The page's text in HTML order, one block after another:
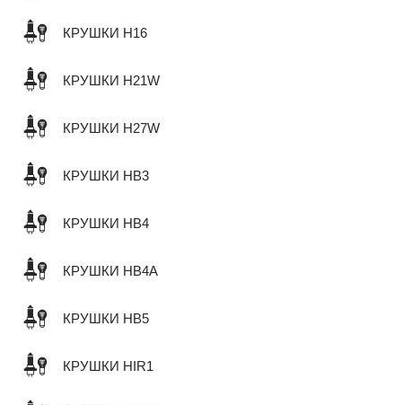
КРУШКИ H16
КРУШКИ H21W
КРУШКИ H27W
КРУШКИ HB3
КРУШКИ HB4
КРУШКИ HB4A
КРУШКИ HB5
КРУШКИ HIR1